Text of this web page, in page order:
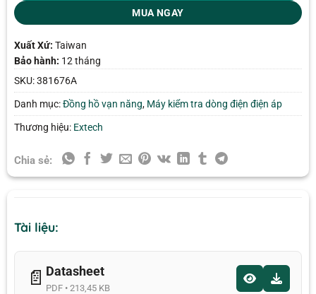
MUA NGAY
Xuất Xứ: Taiwan
Bảo hành: 12 tháng
SKU:381676A
Danh mục:Đồng hồ vạn năng, Máy kiểm tra dòng điện điện áp
Thương hiệu: Extech
Chia sẻ:
Tài liệu:
📄 Datasheet
PDF • 213,45 KB